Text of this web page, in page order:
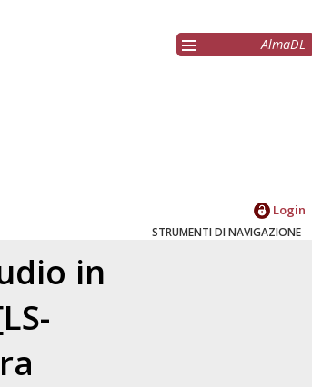
AlmaDL
Login
STRUMENTI DI NAVIGAZIONE
in